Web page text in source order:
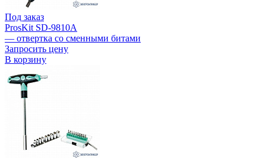
Под заказ
ProsKit SD-9810A
— отвертка со сменными битами
Запросить цену
В корзину